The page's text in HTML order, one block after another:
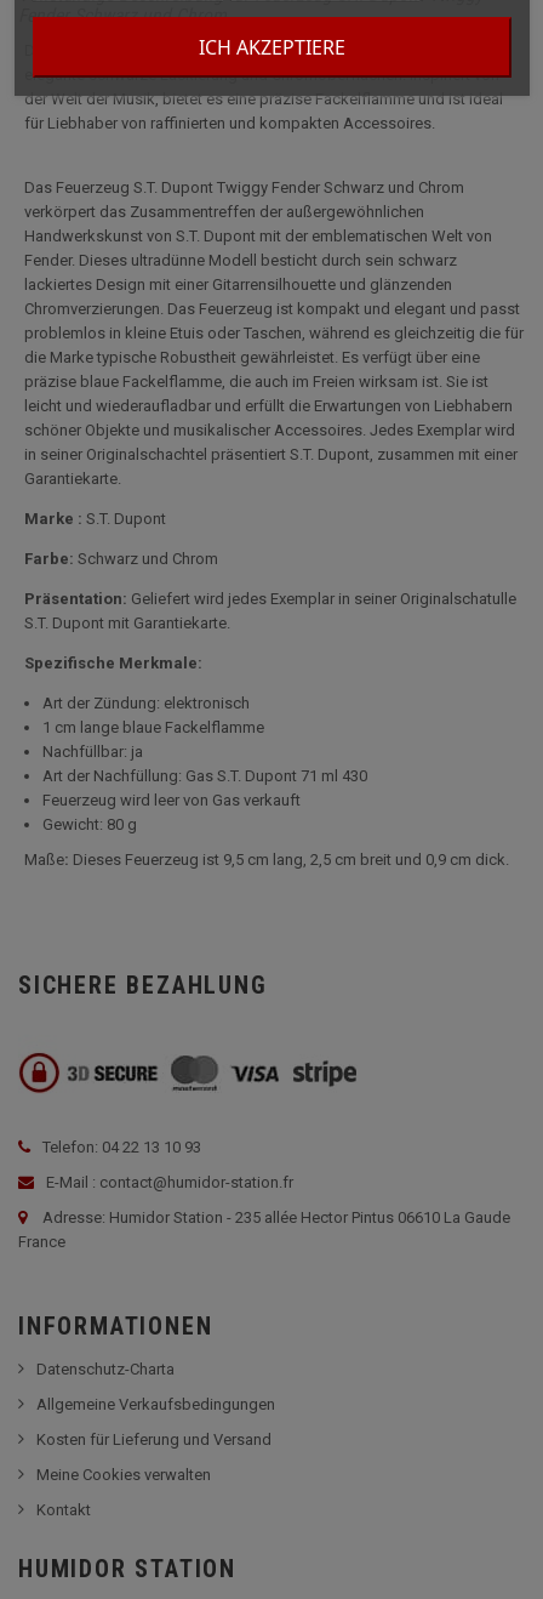
ICH AKZEPTIERE
Fender Schwarz und Chrom
Das S.T. Dupont Twiggy Fender Feuerzeug vereint ultradünnes Design,
elegante schwarze Lackierung und Chromoberflächen. Inspiriert von
der Welt der Musik, bietet es eine präzise Fackelflamme und ist ideal
für Liebhaber von raffinierten und kompakten Accessoires.
Das Feuerzeug S.T. Dupont Twiggy Fender Schwarz und Chrom
verkörpert das Zusammentreffen der außergewöhnlichen
Handwerkskunst von S.T. Dupont mit der emblematischen Welt von
Fender. Dieses ultradünne Modell besticht durch sein schwarz
lackiertes Design mit einer Gitarrensilhouette und glänzenden
Chromverzierungen. Das Feuerzeug ist kompakt und elegant und passt
problemlos in kleine Etuis oder Taschen, während es gleichzeitig die für
die Marke typische Robustheit gewährleistet. Es verfügt über eine
präzise blaue Fackelflamme, die auch im Freien wirksam ist. Sie ist
leicht und wiederaufladbar und erfüllt die Erwartungen von Liebhabern
schöner Objekte und musikalischer Accessoires. Jedes Exemplar wird
in seiner Originalschachtel präsentiert S.T. Dupont, zusammen mit einer
Garantiekarte.
Marke : S.T. Dupont
Farbe: Schwarz und Chrom
Präsentation: Geliefert wird jedes Exemplar in seiner Originalschatulle
S.T. Dupont mit Garantiekarte.
Spezifische Merkmale:
Art der Zündung: elektronisch
1 cm lange blaue Fackelflamme
Nachfüllbar: ja
Art der Nachfüllung: Gas S.T. Dupont 71 ml 430
Feuerzeug wird leer von Gas verkauft
Gewicht: 80 g
Maße: Dieses Feuerzeug ist 9,5 cm lang, 2,5 cm breit und 0,9 cm dick.
SICHERE BEZAHLUNG
Telefon: 04 22 13 10 93
E-Mail : contact@humidor-station.fr
Adresse: Humidor Station - 235 allée Hector Pintus 06610 La Gaude
France
INFORMATIONEN
Datenschutz-Charta
Allgemeine Verkaufsbedingungen
Kosten für Lieferung und Versand
Meine Cookies verwalten
Kontakt
HUMIDOR STATION